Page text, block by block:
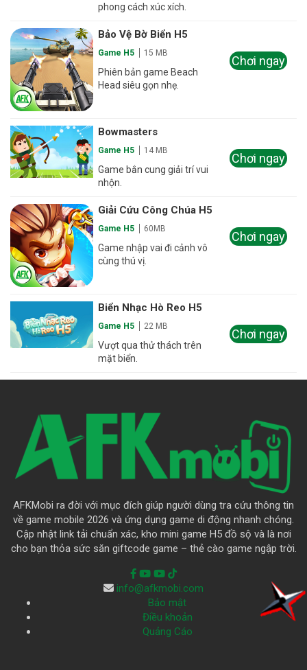
phong cách xúc xích.
Bảo Vệ Bờ Biển H5
Game H5 15 MB
Phiên bản game Beach
Head siêu gọn nhẹ.
Chơi ngay
Bowmasters
Game H5 14 MB
Game bắn cung giải trí vui
nhộn.
Chơi ngay
Giải Cứu Công Chúa H5
Game H5 60MB
Game nhập vai đi cảnh vô
cùng thú vị.
Chơi ngay
Biển Nhạc Hò Reo H5
Game H5 22 MB
Vượt qua thử thách trên
mặt biển.
Chơi ngay
AFKMobi ra đời với mục đích giúp người dùng tra cứu thông tin
về game mobile 2026 và ứng dụng game di động nhanh chóng.
Cập nhật link tải chuẩn xác, kho mini game H5 đồ sộ và là nơi
cho bạn thỏa sức săn giftcode game – thẻ cào game ngập trời.
info@afkmobi.com
Bảo mật
Điều khoản
Quảng Cáo